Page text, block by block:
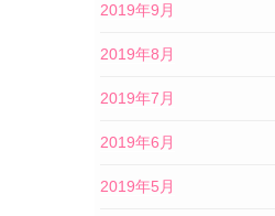
2019年9月
2019年8月
2019年7月
2019年6月
2019年5月